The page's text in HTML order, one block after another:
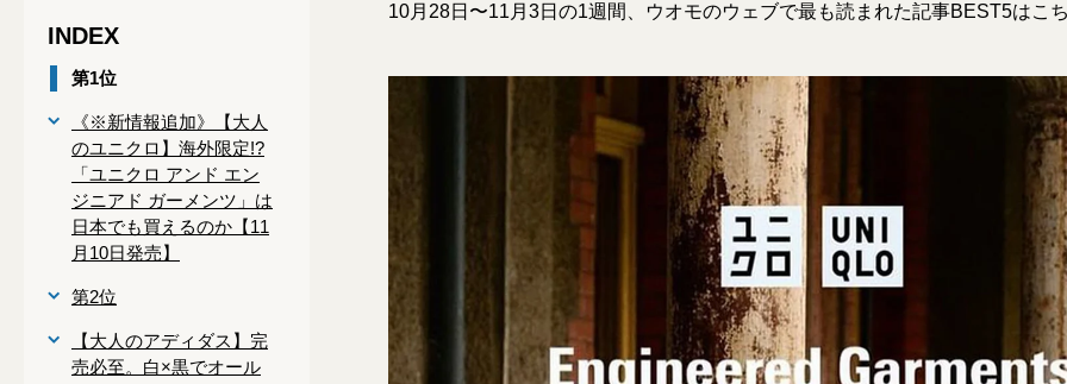
INDEX
第1位
《※新情報追加》【大人
のユニクロ】海外限定!?
「ユニクロ アンド エン
ジニアド ガーメンツ」は
日本でも買えるのか【11
月10日発売】
第2位
【大人のアディダス】完
売必至。白×黒でオール
10月28日〜11月3日の1週間、ウオモのウェブで最も読まれた記事BEST5はこ